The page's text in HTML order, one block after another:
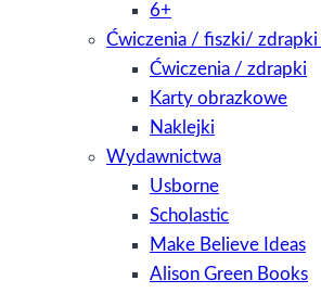
6+
Ćwiczenia / fiszki/
Ćwiczenia / zdrapki
Karty obrazkowe
Naklejki
Wydawnictwa
Usborne
Scholastic
Make Believe Ideas
Alison Green Books